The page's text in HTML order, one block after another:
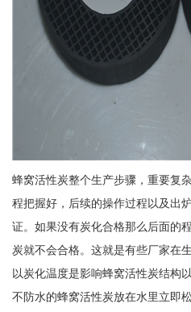
蜂窝活性炭整个生产步骤，重要复
程把握好，后续的操作过程以及出
证。如果没有炭化合格那么后面的
炭就不会合格。这就是有些厂家在
以炭化温度是影响蜂窝活性炭结构
不防水的蜂窝活性炭放在水里立即